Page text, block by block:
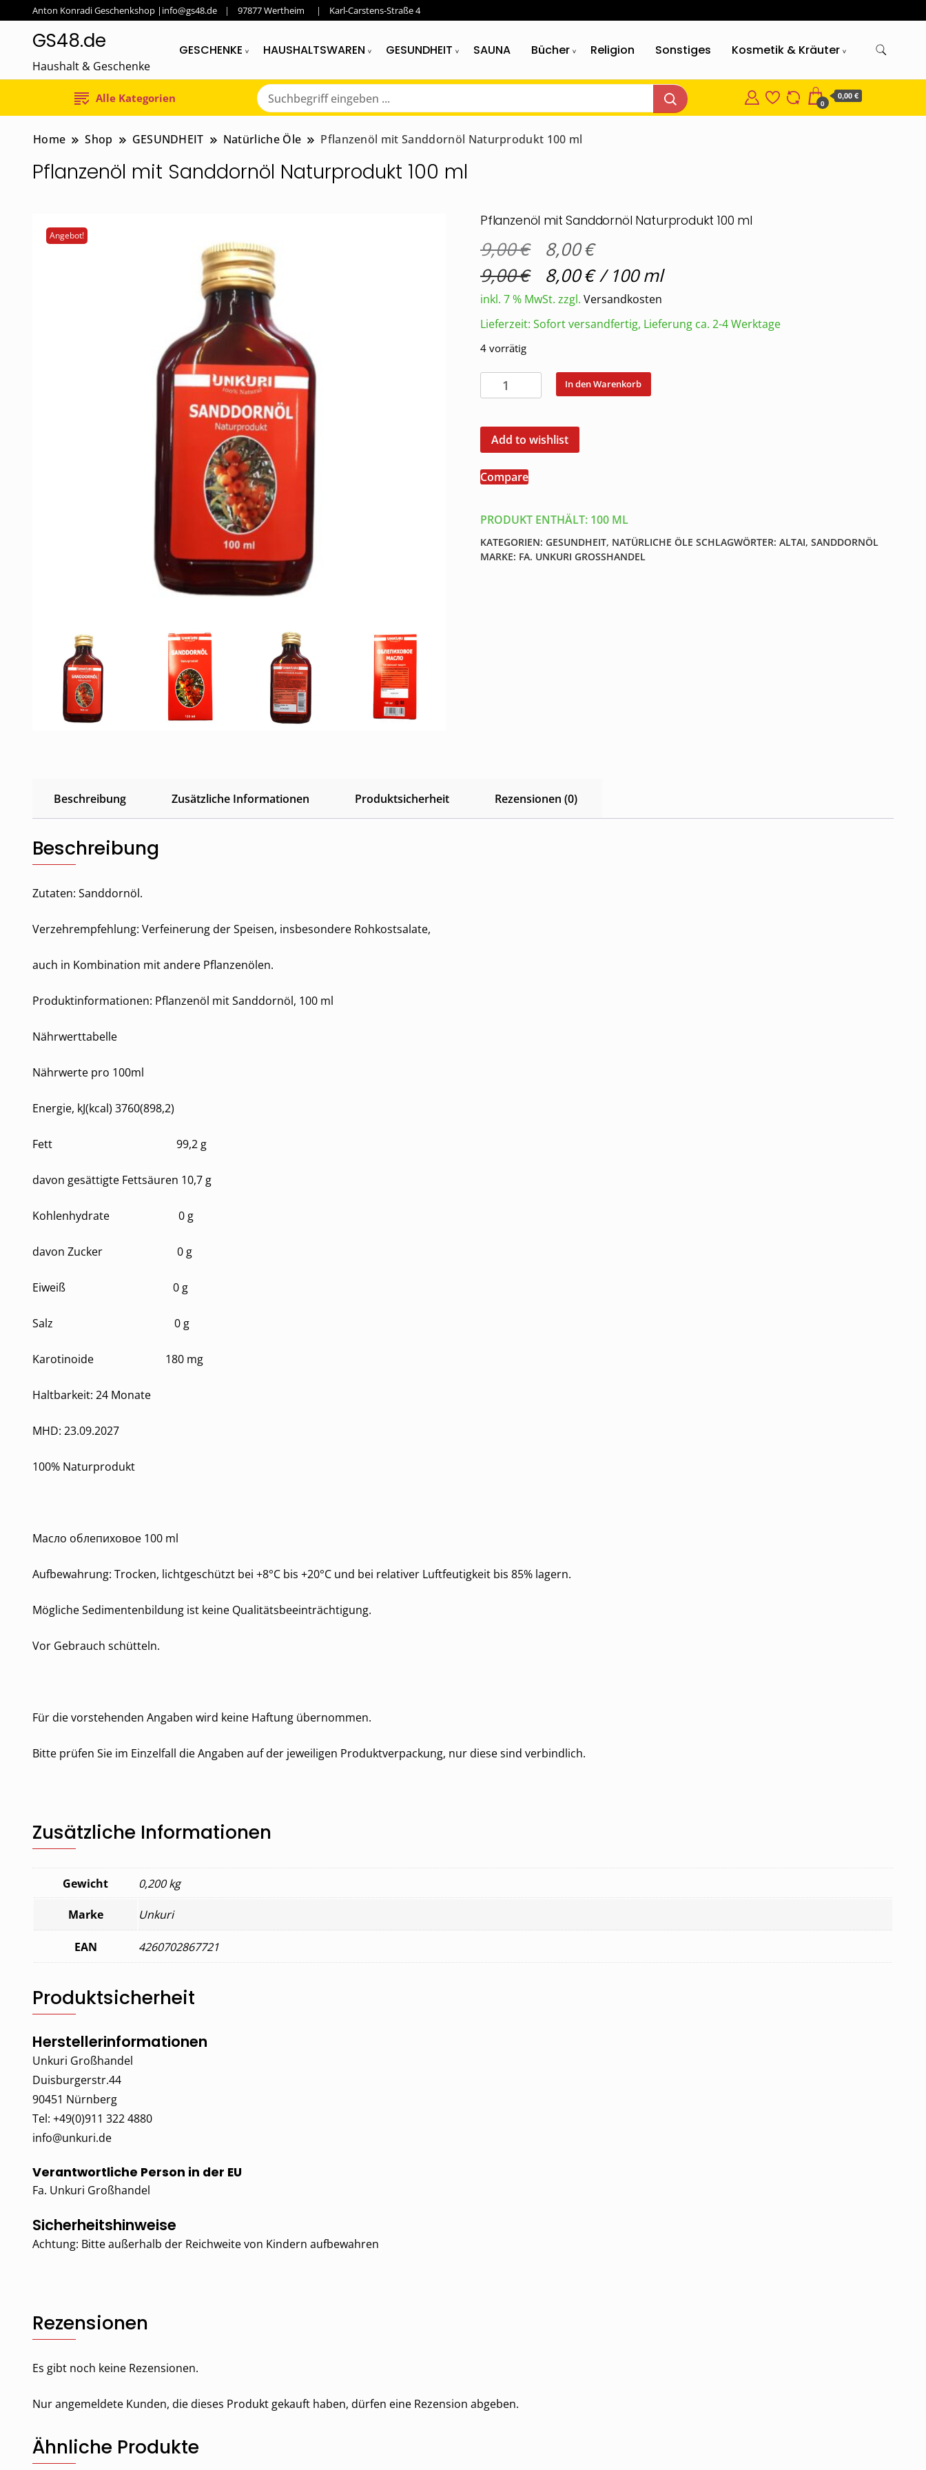
Anton Konradi Geschenkshop |info@gs48.de 97877 Wertheim Karl-Carstens-Straße 4
GS48.de
Haushalt & Geschenke
GESCHENKE HAUSHALTSWAREN GESUNDHEIT SAUNA Bücher Religion Sonstiges Kosmetik & Kräuter
Alle Kategorien 0
0,00 €
Home Shop GESUNDHEIT Natürliche Öle Pflanzenöl mit Sanddornöl Naturprodukt 100 ml
Pflanzenöl mit Sanddornöl Naturprodukt 100 ml
Angebot!
Pflanzenöl mit Sanddornöl Naturprodukt 100 ml
9,00€ Ursprünglicher
Preis
war:
9,00 €
8,00€Aktueller
ist:
8,00 €.
9,00€ 8,00€/ 100 ml
inkl. 7 % MwSt. zzgl. Versandkosten
Lieferzeit: Sofort versandfertig, Lieferung ca. 2-4 Werktage
4 vorrätig
Pflanzenöl
mit
Naturprodukt
100
Menge
In den Warenkorb
Add to wishlist
Compare
PRODUKT ENTHÄLT: 100 ML
KATEGORIEN: GESUNDHEIT, NATÜRLICHE ÖLE SCHLAGWÖRTER: ALTAI, SANDDORNÖL
MARKE: FA. UNKURI GROSSHANDEL
Beschreibung Zusätzliche Informationen Produktsicherheit Rezensionen (0)
Beschreibung
Zutaten: Sanddornöl.
Verzehrempfehlung: Verfeinerung der Speisen, insbesondere Rohkostsalate,
auch in Kombination mit andere Pflanzenölen.
Produktinformationen: Pflanzenöl mit Sanddornöl, 100 ml
Nährwerttabelle
Nährwerte pro 100ml
Energie, kJ(kcal) 3760(898,2)
Fett 99,2 g
davon gesättigte Fettsäuren 10,7 g
Kohlenhydrate 0 g
davon Zucker 0 g
Eiweiß 0 g
Salz 0 g
Karotinoide 180 mg
Haltbarkeit: 24 Monate
MHD: 23.09.2027
100% Naturprodukt
Масло облепиховое 100 ml
Aufbewahrung: Trocken, lichtgeschützt bei +8°C bis +20°C und bei relativer Luftfeutigkeit bis 85% lagern.
Mögliche Sedimentenbildung ist keine Qualitätsbeeinträchtigung.
Vor Gebrauch schütteln.
Für die vorstehenden Angaben wird keine Haftung übernommen.
Bitte prüfen Sie im Einzelfall die Angaben auf der jeweiligen Produktverpackung, nur diese sind verbindlich.
Zusätzliche Informationen
Gewicht 0,200 kg
Marke Unkuri
EAN 4260702867721
Produktsicherheit
Herstellerinformationen
Unkuri Großhandel
Duisburgerstr.44
90451 Nürnberg
Tel: +49(0)911 322 4880
info@unkuri.de
Verantwortliche Person in der EU
Fa. Unkuri Großhandel
Sicherheitshinweise
Achtung: Bitte außerhalb der Reichweite von Kindern aufbewahren
Rezensionen
Es gibt noch keine Rezensionen.
Nur angemeldete Kunden, die dieses Produkt gekauft haben, dürfen eine Rezension abgeben.
Ähnliche Produkte